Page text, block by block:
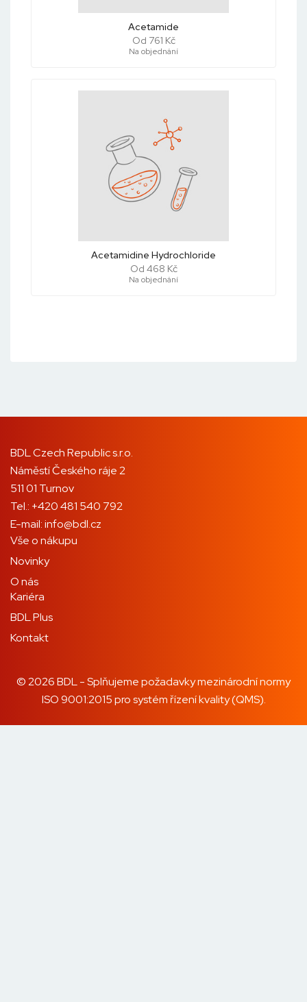
Acetamide
Od 761 Kč
Na objednání
Acetamidine Hydrochloride
Od 468 Kč
Na objednání
BDL Czech Republic s.r.o.
Náměstí Českého ráje 2
511 01 Turnov
Tel.: +420 481 540 792
E-mail:info@bdl.cz
Vše o nákupu
Novinky
O nás
Kariéra
BDL Plus
Kontakt
© 2026 BDL - Splňujeme požadavky mezinárodní normy
ISO 9001:2015 pro systém řízení kvality (QMS).